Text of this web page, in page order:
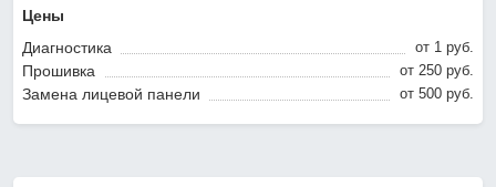
Цены
Диагностика
от 1 pyб.
Прошивка от 250 pyб.
Замена лицевой панели от 500 pyб.